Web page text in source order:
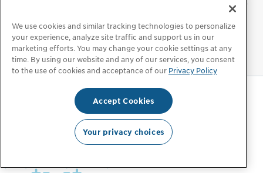
transport et de l'utilisation de l'énergie en permettant à
plus de monde de conduire un véhicule électrique.
Politique de confidentialité‌|Paramètres de confidentialité
Informations légales
We use cookies and similar tracking technologies to personalize
your experience, analyze site traffic and support us in our
marketing efforts. You may change your cookie settings at any
time. By using our website and any of our services, you consent
to the use of cookies and acceptance of our Privacy Policy
Accept Cookies
Your privacy choices